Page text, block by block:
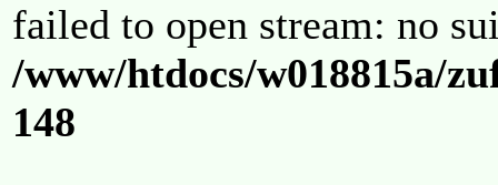
failed to open stream: no
/www/htdocs/w018815a/
148